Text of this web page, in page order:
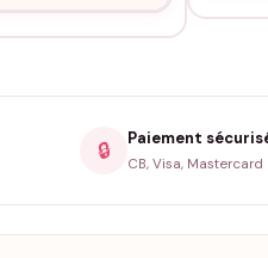
🔒 Paiement
CB, Visa, Mastercard